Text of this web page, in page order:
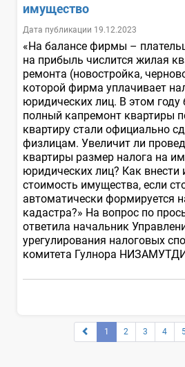
имущество
Дата публикации 19.12.2023
«На балансе фирмы –
на прибыль числится жилая
ремонта (новостройка,
которой фирма уплачивает
юридических лиц. В этом году
полный капремонт квартиры
квартиру стали официально
физлицам. Увеличит ли
квартиры размер налога на
юридических лиц? Как внести
стоимость имущества, если
автоматически формируется
кадастра?» На вопрос по
ответила начальник
урегулирования налоговых
комитета Гулнора
1 2 3 4